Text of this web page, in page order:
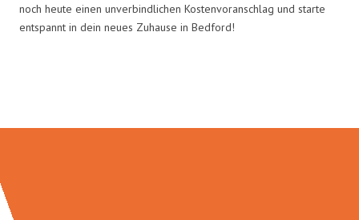
noch heute einen unverbindlichen Kostenvoranschlag und starte
entspannt in dein neues Zuhause in Bedford!